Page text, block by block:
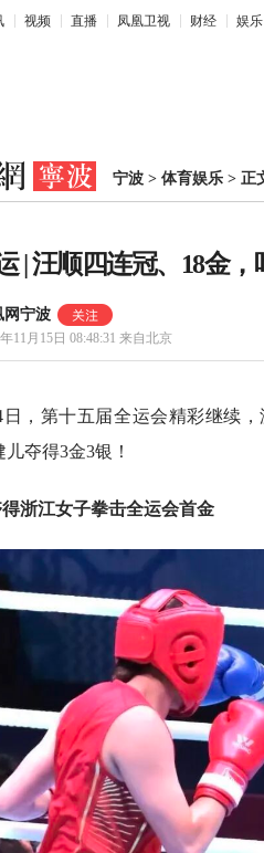
视频 直播 凤凰卫视 财经 娱乐
宁波 > 体育娱乐 > 正
| 汪顺四连冠、18金
网宁波
11月15日 08:48:31 来自北京
日，第十五届全运会精彩继续
夺得3金3银！
得浙江女子拳击全运会首金